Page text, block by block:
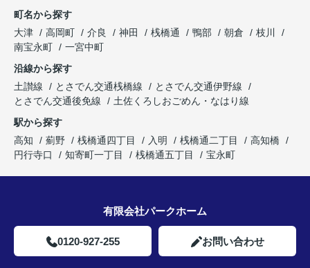
町名から探す
大津
高岡町 介良 神田 桟橋通 鴨部 朝倉
枝川
南宝永町
一宮中町
沿線から探す
土讃線
とさでん交通桟橋線
とさでん交通伊野線
とさでん交通後免線
土佐くろしおごめん・なはり線
駅から探す
高知
薊野 桟橋通四丁目 入明 桟橋通二丁目
高知橋
円行寺口
知寄町一丁目 桟橋通五丁目 宝永町
有限会社パークホーム
0120-927-255 お問い合わせ